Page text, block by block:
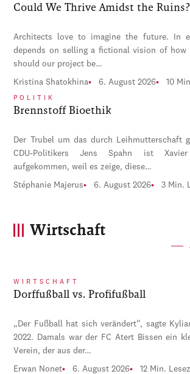
Could We Thrive Amidst the Ruins?
Architects love to imagine the future. In
depends on selling a fictional vision of how
should our project be…
Kristina Shatokhina 6. August 2026 10
POLITIK
Brennstoff Bioethik
Der Trubel um das durch Leihmutterschaft
CDU-Politikers Jens Spahn ist
aufgekommen, weil es zeige, diese…
Stéphanie Majerus 6. August 2026 3 Min.
Wirtschaft
WIRTSCHAFT
Dorffußball vs. Profifußball
„Der Fußball hat sich verändert“, sagte
2022. Damals war der FC Atert Bissen ein
Verein, der aus der…
Erwan Nonet 6. August 2026 12 Min.